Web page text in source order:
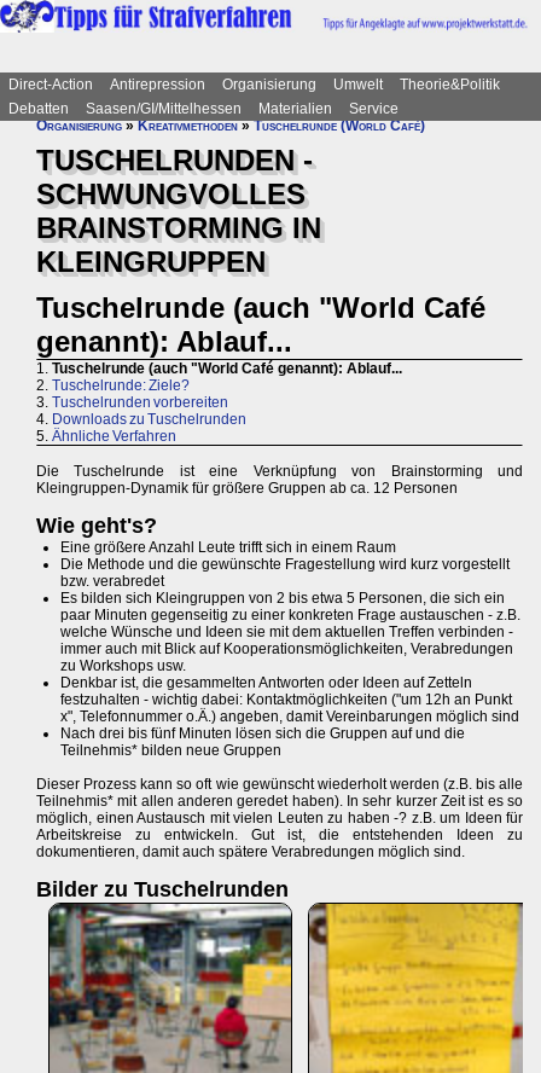
Direct-Action Antirepression Organisierung Umwelt
Theorie&Politik
Debatten
Saasen/GI/Mittelhessen Materialien
Service
Organisierung»Kreativmethoden»Tuschelrunde (World Café)
TUSCHELRUNDEN -
SCHWUNGVOLLES
BRAINSTORMING IN
KLEINGRUPPEN
Tuschelrunde (auch "World Café
genannt): Ablauf...
1. Tuschelrunde (auch "World Café genannt): Ablauf...
2. Tuschelrunde: Ziele?
3. Tuschelrunden vorbereiten
4. Downloads zu Tuschelrunden
5. Ähnliche Verfahren
Die Tuschelrunde ist eine Verknüpfung von Brainstorming und
Kleingruppen-Dynamik für größere Gruppen ab ca. 12 Personen
Wie geht's?
Eine größere Anzahl Leute trifft sich in einem Raum
Die Methode und die gewünschte Fragestellung wird kurz vorgestellt
bzw. verabredet
Es bilden sich Kleingruppen von 2 bis etwa 5 Personen, die sich ein
paar Minuten gegenseitig zu einer konkreten Frage austauschen - z.B.
welche Wünsche und Ideen sie mit dem aktuellen Treffen verbinden -
immer auch mit Blick auf Kooperationsmöglichkeiten, Verabredungen
zu Workshops usw.
Denkbar ist, die gesammelten Antworten oder Ideen auf Zetteln
festzuhalten - wichtig dabei: Kontaktmöglichkeiten ("um 12h an Punkt
x", Telefonnummer o.Ä.) angeben, damit Vereinbarungen möglich sind
Nach drei bis fünf Minuten lösen sich die Gruppen auf und die
Teilnehmis* bilden neue Gruppen
Dieser Prozess kann so oft wie gewünscht wiederholt werden (z.B. bis alle
Teilnehmis* mit allen anderen geredet haben). In sehr kurzer Zeit ist es so
möglich, einen Austausch mit vielen Leuten zu haben -? z.B. um Ideen für
Arbeitskreise zu entwickeln. Gut ist, die entstehenden Ideen zu
dokumentieren, damit auch spätere Verabredungen möglich sind.
Bilder zu Tuschelrunden